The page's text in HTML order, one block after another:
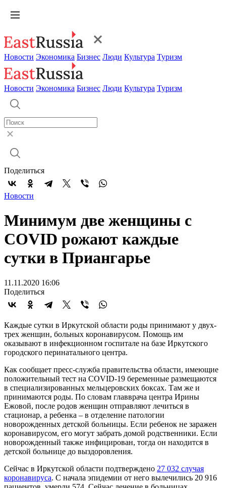
Новости Экономика Бизнес Люди Культура Туризм
Новости Экономика Бизнес Люди Культура Туризм
Поделиться
Новости
Минимум две женщины с
COVID рожают каждые
сутки в Приангарье
11.11.2020 16:06
Поделиться
Каждые сутки в Иркутской области роды принимают у двух-
трех женщин, больных коронавирусом. Помощь им
оказывают в инфекционном госпитале на базе Иркутского
городского перинатального центра.
Как сообщает пресс-служба правительства области, имеющие
положительный тест на COVID-19 беременные размещаются
в специализированных мельцеровских боксах. Там же и
принимаются роды. По словам главврача центра Ирины
Ежовой, после родов женщин отправляют лечиться в
стационар, а ребенка – в отделение патологии
новорожденных детской больницы. Если ребенок не заражен
коронавирусом, его могут забрать домой родственники. Если
новорожденный также инфицирован, тогда он находится в
детской больнице до выздоровления.
Сейчас в Иркутской области подтверждено 27 032 случая
коронавируса. С начала эпидемии от него вылечились 20 916